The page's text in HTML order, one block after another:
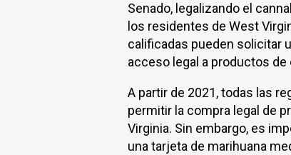
Senado, legalizando el
los residentes de West
calificadas pueden solicitar
acceso legal a productos de
A partir de 2021, todas las
permitir la compra legal de
Virginia. Sin embargo, es
una tarjeta de marihuana